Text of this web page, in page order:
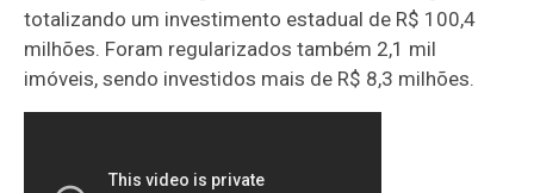
totalizando um investimento estadual de R$ 100,4
milhões. Foram regularizados também 2,1 mil
imóveis, sendo investidos mais de R$ 8,3 milhões.